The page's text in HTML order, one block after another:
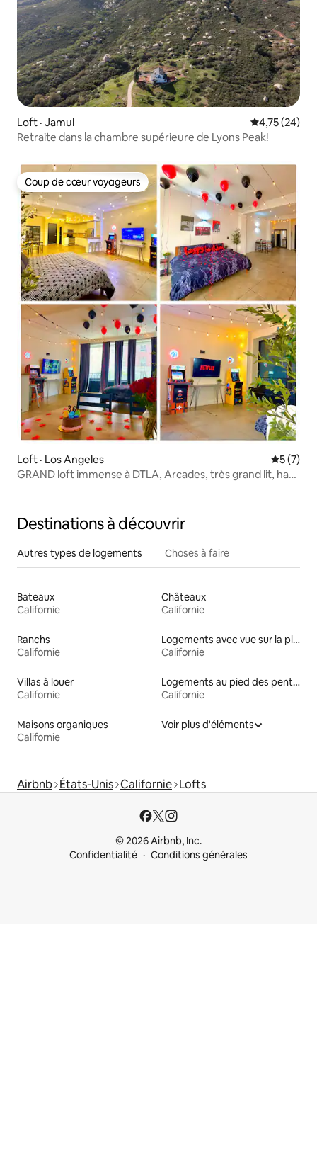
Loft · Jamul Note
4,75 (24)
Retraite dans la chambre supérieure de Lyons Peak!
Coup de cœur voyageurs
Coup de cœur voyageurs
Loft · Los Angeles Note
5 (7)
GRAND loft immense à DTLA, Arcades, très grand lit, haut
Destinations à découvrir
Autres types de logements Choses à faire
Bateaux
Californie
Châteaux
Californie
Ranchs
Californie
Logements avec vue sur la plage
Californie
Villas à louer
Californie
Logements au pied des pentes à louer
Californie
Maisons organiques
Californie
Voir plus d'éléments
Airbnb États-Unis Californie Lofts
© 2026 Airbnb, Inc.
Confidentialité
Conditions générales